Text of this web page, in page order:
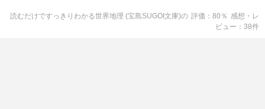
読むだけですっきりわかる世界地理 (宝島SUGOI文庫)の 評価 80 ％ 感想・レ
ビュー
38件